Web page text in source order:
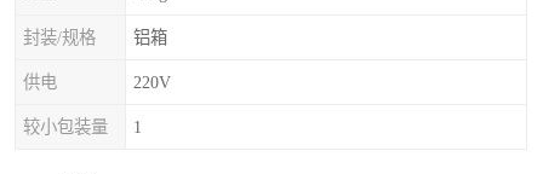
封装/规格 铝箱
供电 220V
较小包装量 1